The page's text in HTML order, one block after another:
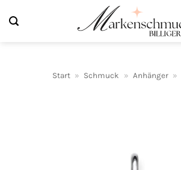
Inhalt
Start » Schmuck » Anhänger »